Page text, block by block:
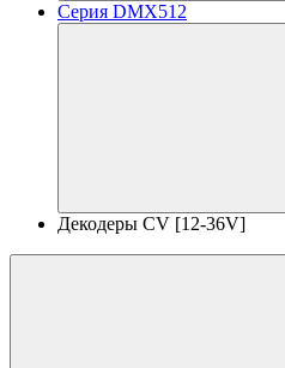
Серия DMX512
Декодеры CV [12-36V]